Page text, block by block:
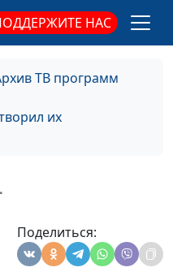
НАС
ТВ программ
их
Поделиться:
по
Рожкова,
Сахаров,
Сахаров,
по